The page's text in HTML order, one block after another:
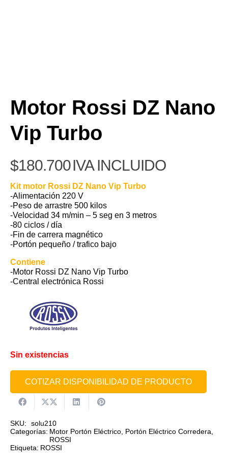
Motor Rossi DZ Nano
Vip Turbo
$180.700IVA INCLUIDO
Kit motor Rossi DZ Nano Vip Turbo
-Alimentación 220 V
-Peso de arrastre 500 kilos
-Velocidad 34 m/min – 5 seg en 3 metros
-80 ciclos / día
-Fin de carrera magnético
-Portón pequeño / trafico bajo
Contiene
-Motor Rossi DZ Nano Vip Turbo
-Central electrónica Rossi
Sin existencias
COTIZAR DISPONIBILIDAD DE PRODUCTO
SKU:
solu210
Categorías: Motor Portón Eléctrico Portón Eléctrico Corredera
ROSSI
Etiqueta: ROSSI